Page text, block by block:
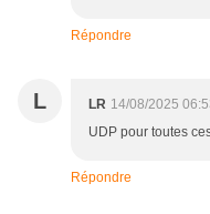
Répondre
L LR 14/08/2025
UDP pour toutes
Répondre